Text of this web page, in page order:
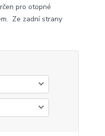
pro otopné
Ze zadní strany